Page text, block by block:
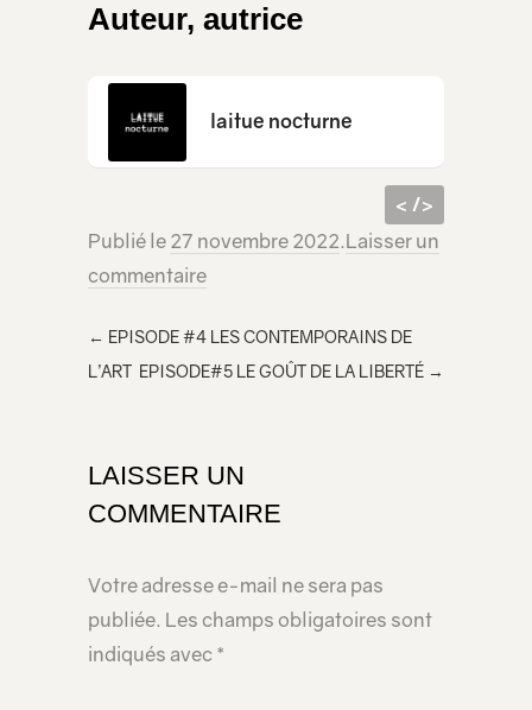
Auteur, autrice
laitue nocturne
< />
code
e
dans
Publié le 27 novembre 2022.Laisser un
commentaire
← EPISODE #4 LES CONTEMPORAINS DE
L’ART EPISODE#5 LE GOÛT DE LA LIBERTÉ →
LAISSER UN
COMMENTAIRE
Votre adresse e-mail ne sera pas
publiée. Les champs obligatoires sont
indiqués avec *